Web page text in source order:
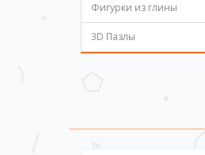
Фигурки из глины
3D Пазлы